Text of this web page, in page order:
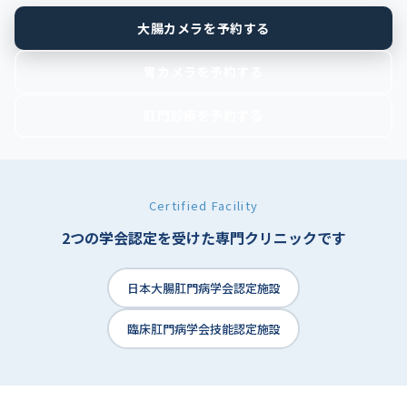
大腸カメラを予約する
Certified Facility
2つの学会認定を受けた専門クリニックです
日本大腸肛門病学会認定施設
臨床肛門病学会技能認定施設